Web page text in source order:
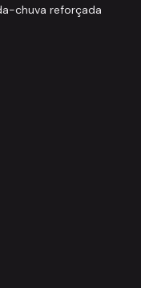
chuva reforçada